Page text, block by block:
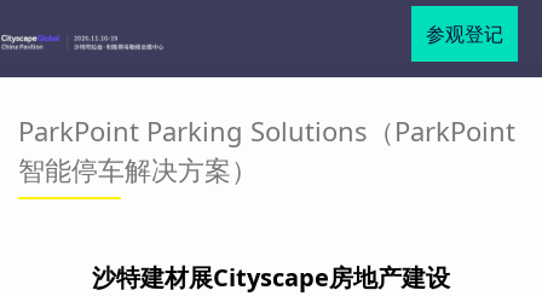
参观登记
ParkPoint Parking Solutions（ParkPoint
智能停车解决方案）
沙特建材展Cityscape房地产建设